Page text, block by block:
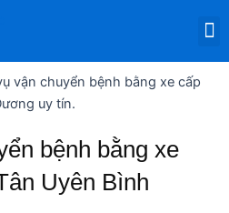
vận chuyển bệnh bằng xe cấp
uy tín.
bệnh bằng xe
Uyên Bình